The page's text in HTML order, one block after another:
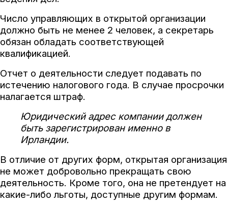
Число управляющих в открытой организации
должно быть не менее 2 человек, а секретарь
обязан обладать соответствующей
квалификацией.
Отчет о деятельности следует подавать по
истечению налогового года. В случае просрочки
налагается штраф.
Юридический адрес компании должен
быть зарегистрирован именно в
Ирландии.
В отличие от других форм, открытая организация
не может добровольно прекращать свою
деятельность. Кроме того, она не претендует на
какие-либо льготы, доступные другим формам.